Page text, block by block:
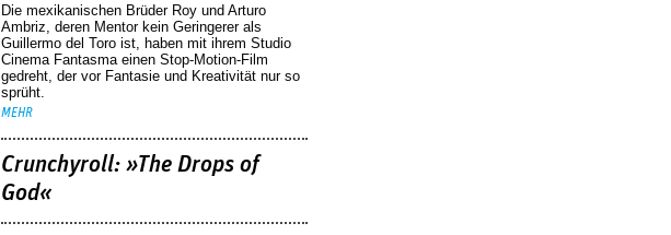
Die mexikanischen Brüder Roy und Arturo
Ambriz, deren Mentor kein Geringerer als
Guillermo del Toro ist, haben mit ihrem Studio
Cinema Fantasma einen Stop-Motion-Film
gedreht, der vor Fantasie und Kreativität nur so
sprüht.
MEHR
Crunchyroll: »The Drops of
God«